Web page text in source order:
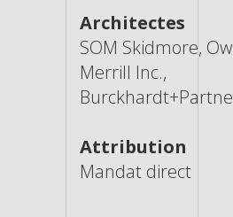
Architectes
SOM Skidmore,
Merrill Inc.,
Attribution
Mandat direct